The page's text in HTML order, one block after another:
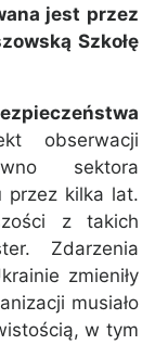
jest przez
Szkołę
obserwacji
sektora
przez kilka lat.
z takich
Zdarzenia
zmieniły
musiało
w tym